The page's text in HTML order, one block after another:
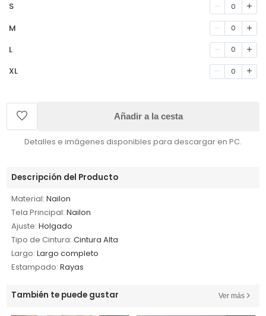
S 0
M 0
L 0
XL 0
Añadir a la cesta
Detalles e imágenes disponibles para descargar en PC.
Descripción del Producto
Material: Nailon
Tela Principal: Nailon
Ajuste: Holgado
Tipo de Cintura: Cintura Alta
Largo: Largo completo
Estampado: Rayas
También te puede gustar Ver más